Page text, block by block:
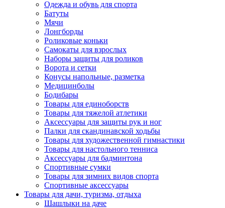
Одежда и обувь для спорта
Батуты
Мячи
Лонгборды
Роликовые коньки
Самокаты для взрослых
Наборы защиты для роликов
Ворота и сетки
Конусы напольные, разметка
Медицинболы
Бодибары
Товары для единоборств
Товары для тяжелой атлетики
Аксессуары для защиты рук и ног
Палки для скандинавской ходьбы
Товары для художественной гимнастики
Товары для настольного тенниса
Аксессуары для бадминтона
Спортивные сумки
Товары для зимних видов спорта
Спортивные аксессуары
Товары для дачи, туризма, отдыха
Шашлыки на даче